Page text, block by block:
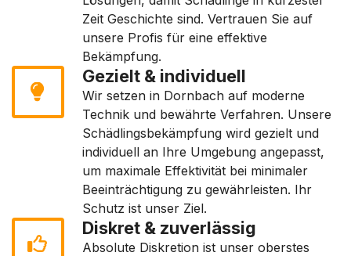
Zeit Geschichte sind. Vertrauen Sie auf
unsere Profis für eine effektive
Bekämpfung.
Gezielt & individuell
Wir setzen in Dornbach auf moderne
Technik und bewährte Verfahren. Unsere
Schädlingsbekämpfung wird gezielt und
individuell an Ihre Umgebung angepasst,
um maximale Effektivität bei minimaler
Beeinträchtigung zu gewährleisten. Ihr
Schutz ist unser Ziel.
Diskret & zuverlässig
Absolute Diskretion ist unser oberstes